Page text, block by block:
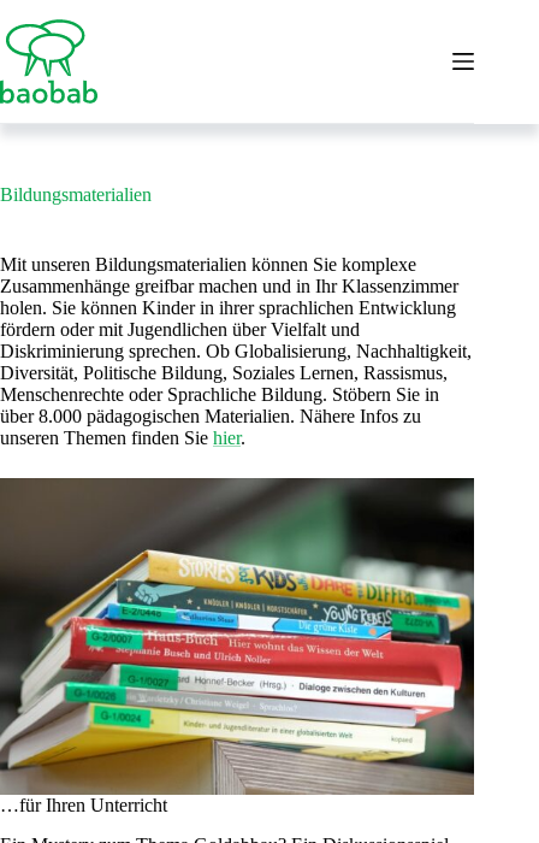
Inhalt
springen
Bildungsmaterialien
Mit unseren Bildungsmaterialien können Sie komplexe
Zusammenhänge greifbar machen und in Ihr Klassenzimmer
holen. Sie können Kinder in ihrer sprachlichen Entwicklung
fördern oder mit Jugendlichen über Vielfalt und
Diskriminierung sprechen. Ob Globalisierung, Nachhaltigkeit,
Diversität, Politische Bildung, Soziales Lernen, Rassismus,
Menschenrechte oder Sprachliche Bildung. Stöbern Sie in
über 8.000 pädagogischen Materialien. Nähere Infos zu
unseren Themen finden Sie hier.
…für Ihren Unterricht